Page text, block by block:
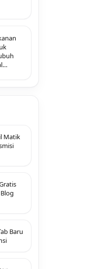
Matik
Baru